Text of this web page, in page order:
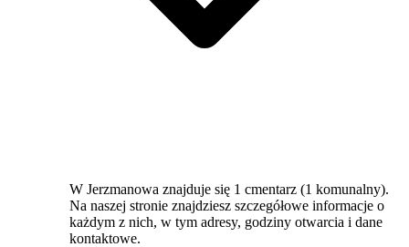
W Jerzmanowa znajduje się 1 cmentarz (1 komunalny).
Na naszej stronie znajdziesz szczegółowe informacje o
każdym z nich, w tym adresy, godziny otwarcia i dane
kontaktowe.